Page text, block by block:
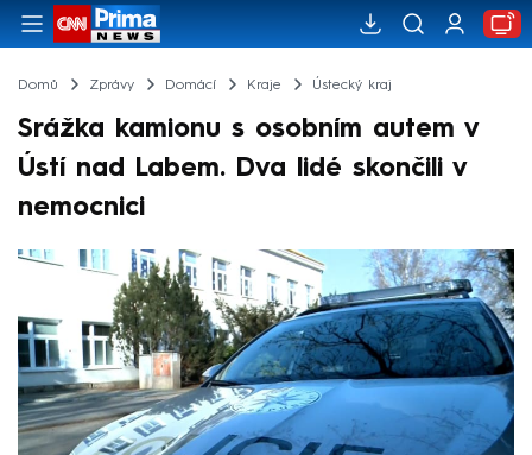
Domů Zprávy Domácí Kraje Ústecký kraj
Srážka kamionu s osobním autem v
Ústí nad Labem. Dva lidé skončili v
nemocnici